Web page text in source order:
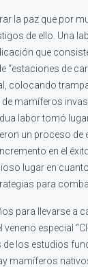
la paz que por
de ello. Una
que
de
colocando
mamíferos
labor tomó
un proceso
en el
lugar en
para
para llevarse a
especial
los estudios
mamíferos